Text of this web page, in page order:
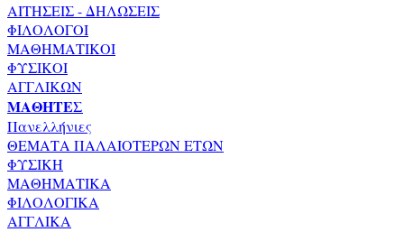
ΑΙΤΗΣΕΙΣ - ΔΗΛΩΣΕΙΣ
ΦΙΛΟΛΟΓΟΙ
ΜΑΘΗΜΑΤΙΚΟΙ
ΦΥΣΙΚΟΙ
ΑΓΓΛΙΚΩΝ
ΜΑΘΗΤΕΣ
Πανελλήνιες
ΘΕΜΑΤΑ ΠΑΛΑΙΟΤΕΡΩΝ ΕΤΩΝ
ΦΥΣΙΚΗ
ΜΑΘΗΜΑΤΙΚΑ
ΦΙΛΟΛΟΓΙΚΑ
ΑΓΓΛΙΚΑ